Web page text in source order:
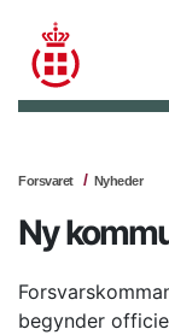
Forsvaret Nyheder
Ny
begynder